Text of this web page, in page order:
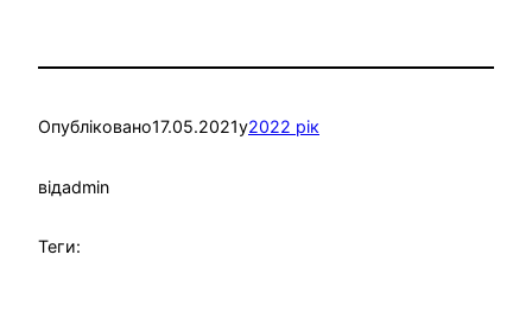
Опубліковано17.05.2021у2022 рік
відadmin
Теги: